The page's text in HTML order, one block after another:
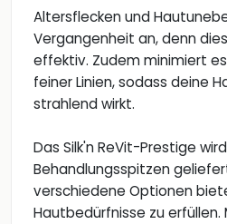
Altersflecken und
Vergangenheit an, denn
effektiv. Zudem minimiert
feiner Linien, sodass deine
strahlend wirkt.
Das Silk'n ReVit-Prestige
Behandlungsspitzen
verschiedene Optionen
Hautbedürfnisse zu erfüllen.